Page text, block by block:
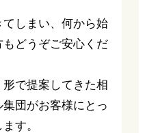
しまい、何から始
どうぞご安心くだ
で提案してきた相
団がお客様にとっ
す。